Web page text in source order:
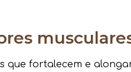
que fortalecem e